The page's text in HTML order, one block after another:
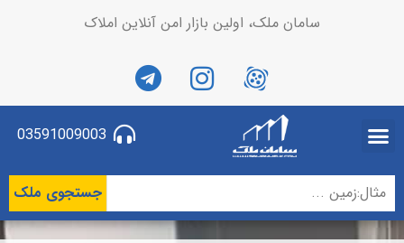
سامان ملک، اولین بازار امن آنلاین املاک
03591009003
جستجوی ملک